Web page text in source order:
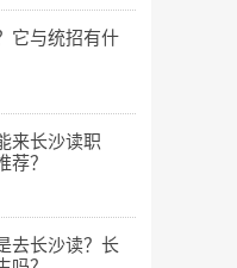
它与统招有什
来长沙读职
荐？
去长沙读？长